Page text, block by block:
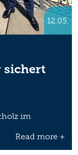
12.05.
sichert
im
Read more +